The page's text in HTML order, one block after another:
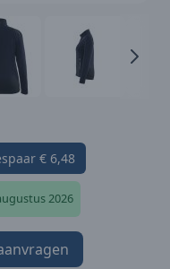
€ 6,48
2026